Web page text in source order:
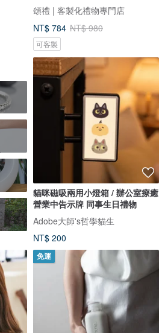
頌禮 | 客製化禮物專門店
NT$ 784 NT$ 980
可客製
貓咪磁吸兩用小燈箱 / 辦公室療癒
營業中告示牌 同事生日禮物
Adobe大師's哲學貓生
NT$ 200
免運